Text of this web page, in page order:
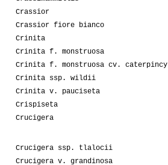
Crassior
Crassior fiore bianco
Crinita
Crinita f. monstruosa
Crinita f. monstruosa cv. caterpincy
Crinita ssp. wildii
Crinita v. pauciseta
Crispiseta
Crucigera
Crucigera ssp. tlalocii
Crucigera v. grandinosa